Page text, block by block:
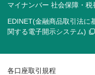
マイナンバー 社会保障・
EDINET(金融商品取引法に
関する電子開示システム)
各口座取引規程